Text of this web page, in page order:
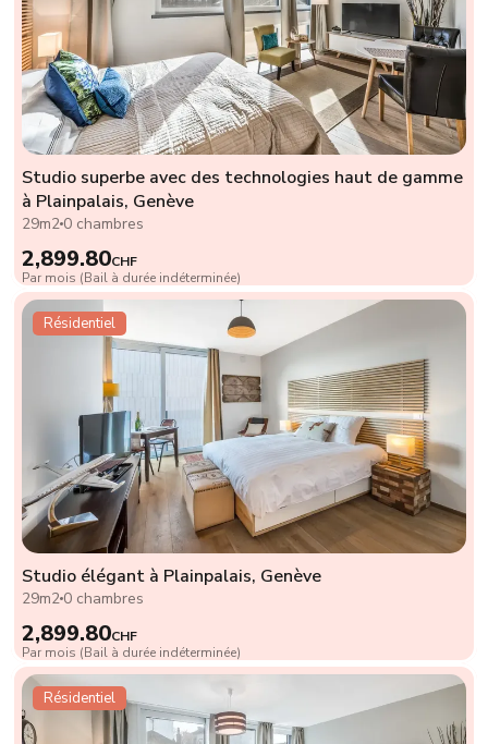
Studio superbe avec des technologies haut de gamme
à Plainpalais, Genève
29m2 0 chambres
2,899.80CHF
Par mois (Bail à durée indéterminée)
Résidentiel
Studio élégant à Plainpalais, Genève
29m2 0 chambres
2,899.80CHF
Par mois (Bail à durée indéterminée)
Résidentiel